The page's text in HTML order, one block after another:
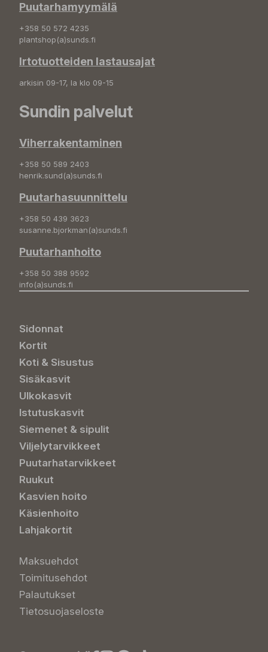
Puutarhamyymälä
+358 50 572 4235
plantshop(a)sunds.fi
Irtotuotteiden lastausajat
arkisin 09-17, la klo 09-15
Sundin palvelut
Viherrakentaminen
+358 50 589 2403
henrik.sund(a)sunds.fi
Puutarhasuunnittelu
+358 50 439 3623
susanne.bjorkman(a)sunds.fi
Puutarhanhoito
+358 50 388 9592
info(a)sunds.fi
Sidonnat
Kortit
Koti & Sisustus
Sisäkasvit
Ulkokasvit
Istutuskasvit
Siemenet & sipulit
Viljelytarvikkeet
Puutarhatarvikkeet
Ruukut
Kasvien hoito
Käsienhoito
Lahjakortit
Maksuehdot
Toimitusehdot
Palautukset
Tietosuojaseloste